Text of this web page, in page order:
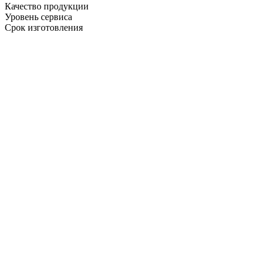
Качество продукции
Уровень сервиса
Срок изготовления